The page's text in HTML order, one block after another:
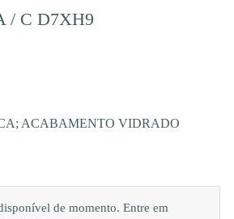
/ C D7XH9
ACABAMENTO VIDRADO
de momento. Entre em